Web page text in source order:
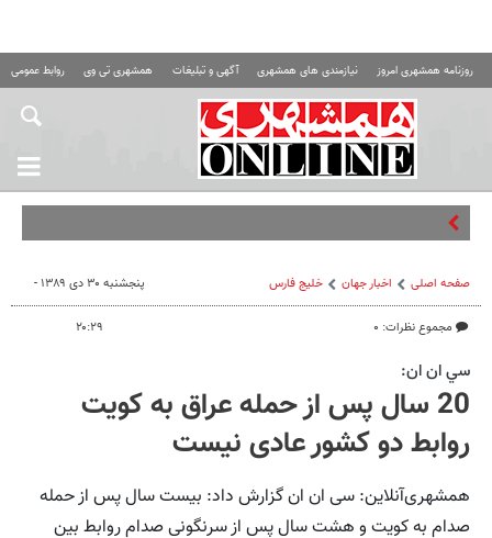
روزنامه همشهری امروز نیازمندی های همشهری آگهی و تبلیغات همشهری تی وی روابط عمومی
صفحه اصلی اخبار جهان خلیج‌ فارس
مجموع نظرات: ۰
پنجشنبه ۳۰ دی ۱۳۸۹ -
۲۰:۲۹
سي ان ان:
20 سال پس از حمله عراق به کویت
روابط دو کشور عادی نیست
همشهری‌آنلاین: سی ان ان گزارش داد: بیست سال پس از حمله
صدام به کویت و هشت سال پس از سرنگونی صدام روابط بین